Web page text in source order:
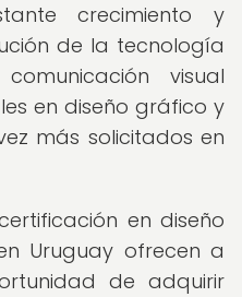
crecimiento y
de la tecnología
visual
en diseño gráfico y
más solicitados en
en diseño
Uruguay ofrecen a
de adquirir